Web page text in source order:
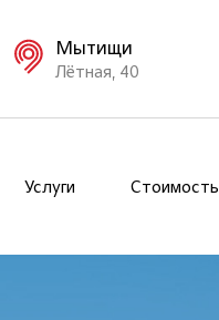
Мытищи
Лётная, 40
Услуги Стоимость